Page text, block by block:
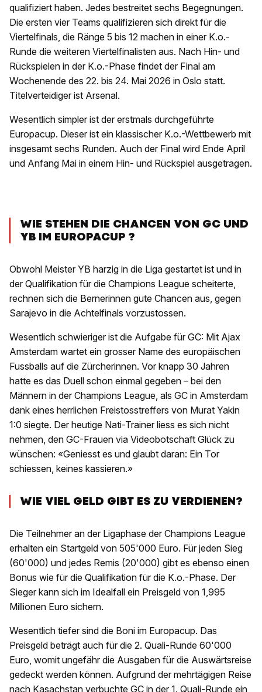
qualifiziert haben. Jedes bestreitet sechs Begegnungen.
Die ersten vier Teams qualifizieren sich direkt für die
Viertelfinals, die Ränge 5 bis 12 machen in einer K.o.-
Runde die weiteren Viertelfinalisten aus. Nach Hin- und
Rückspielen in der K.o.-Phase findet der Final am
Wochenende des 22. bis 24. Mai 2026 in Oslo statt.
Titelverteidiger ist Arsenal.
Wesentlich simpler ist der erstmals durchgeführte
Europacup. Dieser ist ein klassischer K.o.-Wettbewerb mit
insgesamt sechs Runden. Auch der Final wird Ende April
und Anfang Mai in einem Hin- und Rückspiel ausgetragen.
WIE STEHEN DIE CHANCEN VON GC UND
YB IM EUROPACUP ?
Obwohl Meister YB harzig in die Liga gestartet ist und in
der Qualifikation für die Champions League scheiterte,
rechnen sich die Bernerinnen gute Chancen aus, gegen
Sarajevo in die Achtelfinals vorzustossen.
Wesentlich schwieriger ist die Aufgabe für GC: Mit Ajax
Amsterdam wartet ein grosser Name des europäischen
Fussballs auf die Zürcherinnen. Vor knapp 30 Jahren
hatte es das Duell schon einmal gegeben – bei den
Männern in der Champions League, als GC in Amsterdam
dank eines herrlichen Freistosstreffers von Murat Yakin
1:0 siegte. Der heutige Nati-Trainer liess es sich nicht
nehmen, den GC-Frauen via Videobotschaft Glück zu
wünschen: «Geniesst es und glaubt daran: Ein Tor
schiessen, keines kassieren.»
WIE VIEL GELD GIBT ES ZU VERDIENEN?
Die Teilnehmer an der Ligaphase der Champions League
erhalten ein Startgeld von 505'000 Euro. Für jeden Sieg
(60'000) und jedes Remis (20'000) gibt es ebenso einen
Bonus wie für die Qualifikation für die K.o.-Phase. Der
Sieger kann sich im Idealfall ein Preisgeld von 1,995
Millionen Euro sichern.
Wesentlich tiefer sind die Boni im Europacup. Das
Preisgeld beträgt auch für die 2. Quali-Runde 60'000
Euro, womit ungefähr die Ausgaben für die Auswärtsreise
gedeckt werden können. Aufgrund der mehrtägigen Reise
nach Kasachstan verbuchte GC in der 1. Quali-Runde ein